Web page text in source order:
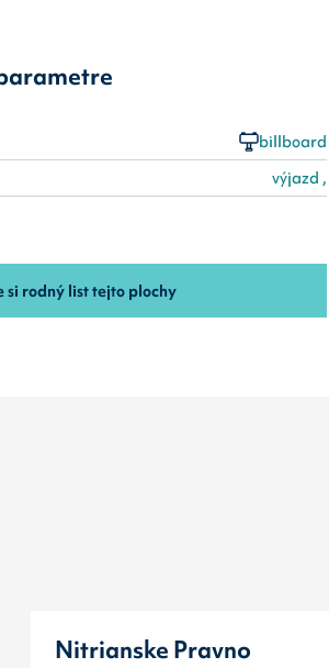
billboard
výjazd ,
si rodný list tejto plochy
Nitrianske Pravno